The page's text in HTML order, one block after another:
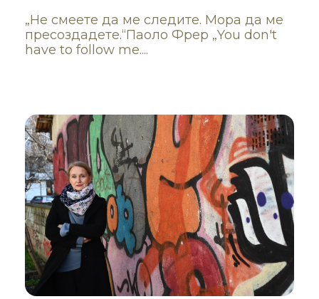
„Не смеете да ме следите. Мора да ме
пресоздадете.“Паоло Фрер „You don't
have to follow me....